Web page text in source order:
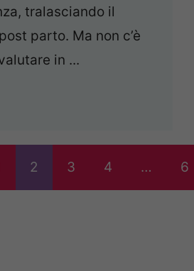
tralasciando il
parto. Ma non c’è
in ...
2 3 4 … 6